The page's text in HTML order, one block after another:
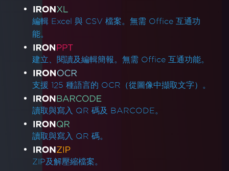
編輯 Excel 與 CSV 檔案。無需 Office 互通功
能。
建立、閱讀及編輯簡報。無需 Office 互通功能。
支援 125 種語言的 OCR（從圖像中擷取文字）。
讀取與寫入 QR 碼及 BARCODE。
讀取與寫入 QR 碼。
ZIP及解壓縮檔案。